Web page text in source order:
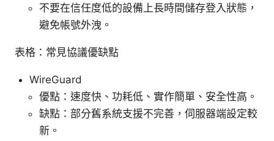
不要在信任度低的設備上長時間儲存登入狀態，
避免帳號外洩。
表格：常見協議優缺點
WireGuard
優點：速度快、功耗低、實作簡單、安全性高。
缺點：部分舊系統支援不完善，伺服器端設定較
新。